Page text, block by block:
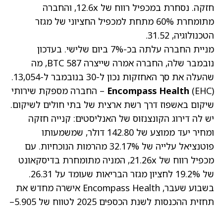
חזקה. נסחרת במכפיל רווח של 12.6x
, והחברה
מתומחרת 60% מתחת למכפיל החציוני של מגזר
הטכנולוגיה, 31.52.
מניית החברה עלתה בכ-7% ביום שלישי. בעדכון
נובמבר שלה, החברה אמרה שייצרה 587 BTC, מה
שהעלה את סך האחזקות נכון ל-30 בנובמבר ל-13,054.
Encompass Health (EHC)
– החברה מספקת שירותי
שיקום באשפוז דרך רשת ארצית של בתי חולים לשיקום.
יש לה דירוג הקונצנזוס של האנליסטים: קנייה חזקה
ומחיר יעד ממוצע של 142.80 דולר, שמשמעותו
פוטנציאל עלייה של 32.17% מהרמות הנוכחיות.
עם
מכפיל רווח של 21.26x
, המניה מתומחרת בדיסקאונט
של 19.2% לחציון מגזר הבריאות שעומד על 26.31.
בשבוע שעבר, Encompass Health אישרה מחדש את
תחזית ההכנסות לשנת הכספים 2025 לטווח של 5.905–